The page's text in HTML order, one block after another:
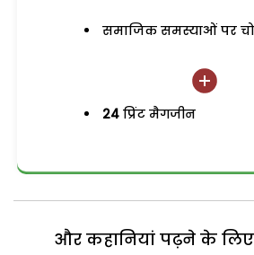
समाजिक समस्याओं पर
24 प्रिंट मैगजीन
और कहानियां पढ़ने के